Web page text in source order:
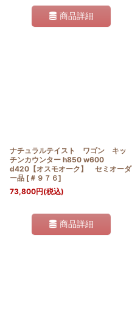
商品詳細
ナチュラルテイスト ワゴン キッ
チンカウンター h850 w600
d420【オスモオーク】 セミオーダ
ー品 [ ＃９７６]
73,800円(税込)
商品詳細